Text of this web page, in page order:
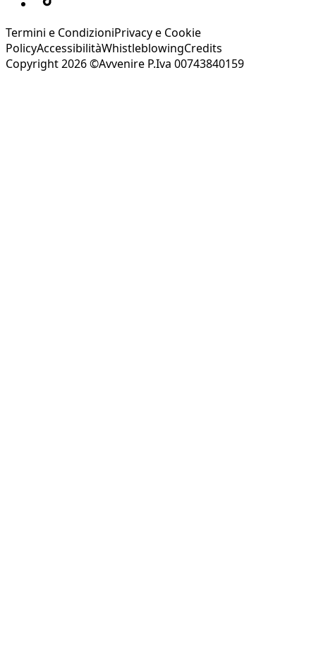
Termini e CondizioniPrivacy e Cookie
PolicyAccessibilitàWhistleblowingCredits
Copyright 2026 ©Avvenire P.Iva 00743840159